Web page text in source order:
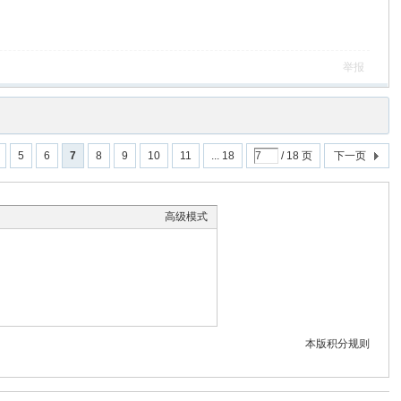
举报
5 6 7 8 9 10 11 ... 18 / 18 页 下一页
高级模式
本版积分规则